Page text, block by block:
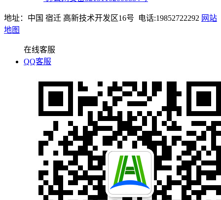
地址：中国 宿迁 高新技术开发区16号 电话:19852722292 网站
地图
在线客服
QQ客服